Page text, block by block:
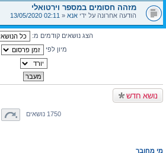
מזהה חסומים במספר וירטואלי
הודעה אחרונה על ידי אנא «
02:11 13/05/2020
הצג נושאים קודמים מ:
מיון לפי
נושא חדש
1750 נושאים
מי מחובר